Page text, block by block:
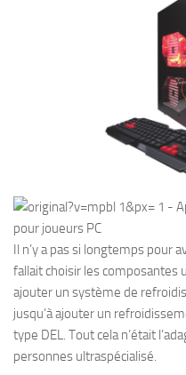
Il n’y a pas si longtemps pour
fallait choisir les composantes
ajouter un système de
jusqu’à ajouter un
type DEL. Tout cela n’était
personnes ultraspécialisé.